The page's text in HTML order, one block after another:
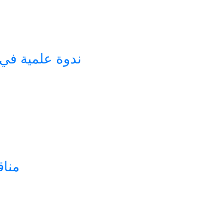
ندوة علمية في